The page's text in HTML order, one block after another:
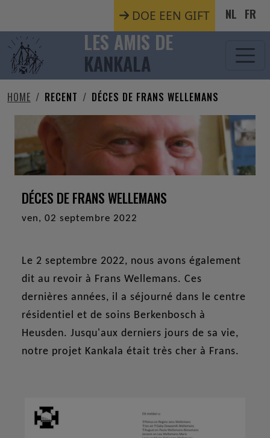
DOE EEN GIFT NL FR
LES AMIS DE
KANKALA
HOME RECENT DÉCES DE FRANS WELLEMANS
DÉCES DE FRANS WELLEMANS
ven, 02 septembre 2022
Le 2 septembre 2022, nous avons également
dit au revoir à Frans Wellemans. Ces
dernières années, il a séjourné dans le centre
résidentiel et de soins Berkenbosch à
Heusden. Jusqu'aux derniers jours de sa vie,
notre projet Kankala était très cher à Frans.